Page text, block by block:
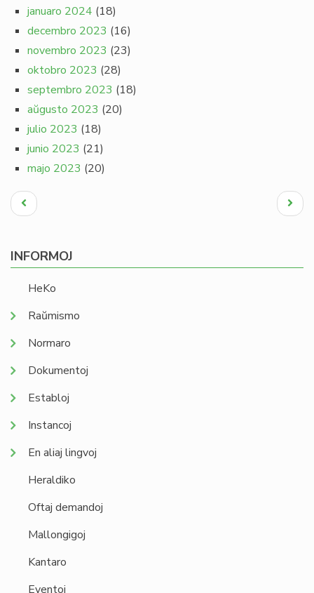
januaro 2024 (18)
decembro 2023 (16)
novembro 2023 (23)
oktobro 2023 (28)
septembro 2023 (18)
aŭgusto 2023 (20)
julio 2023 (18)
junio 2023 (21)
majo 2023 (20)
Pagination
Antaŭa
paĝo
Next
page
INFORMOJ
HeKo
Raŭmismo
Normaro
Dokumentoj
Establoj
Instancoj
En aliaj lingvoj
Heraldiko
Oftaj demandoj
Mallongigoj
Kantaro
Eventoj